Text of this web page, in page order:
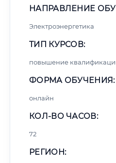
НАПРАВЛЕНИЕ
Электроэнергетика
ТИП КУРСОВ:
повышение
ФОРМА ОБУЧЕНИЯ:
онлайн
КОЛ-ВО ЧАСОВ:
72
РЕГИОН: